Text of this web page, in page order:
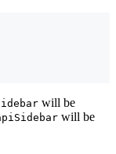
will be
will be